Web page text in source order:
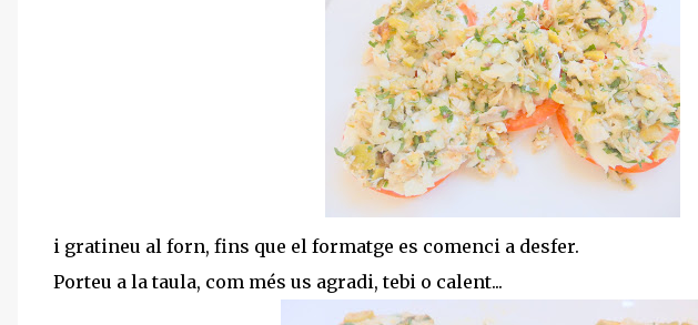
i gratineu al forn, fins que el formatge es comenci a desfer.
Porteu a la taula, com més us agradi, tebi o calent...